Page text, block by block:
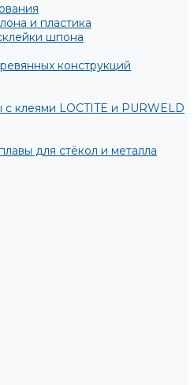
и пластика
шпона
конструкций
клеями LOCTITE и PURWELD
для стёкол и металла